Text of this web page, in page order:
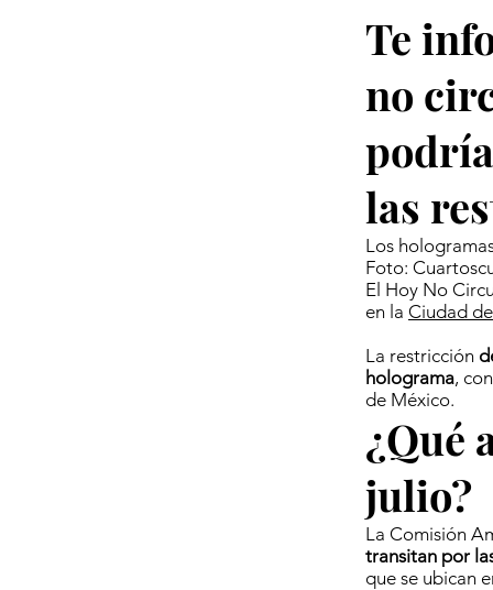
Te
no
las
Los
Foto:
El Hoy No
en la Ciudad
La restricción
holograma,
de México.
¿Qué
julio?
La Comisión
transitan por
que se ubican